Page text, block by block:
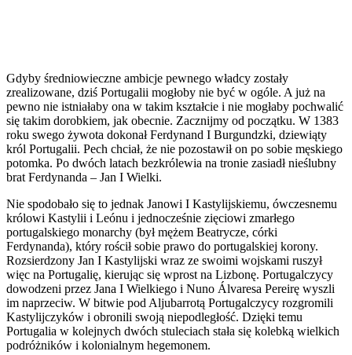
Gdyby średniowieczne ambicje pewnego władcy zostały
zrealizowane, dziś Portugalii mogłoby nie być w ogóle. A już na
pewno nie istniałaby ona w takim kształcie i nie mogłaby pochwalić
się takim dorobkiem, jak obecnie. Zacznijmy od początku. W 1383
roku swego żywota dokonał Ferdynand I Burgundzki, dziewiąty
król Portugalii. Pech chciał, że nie pozostawił on po sobie męskiego
potomka. Po dwóch latach bezkrólewia na tronie zasiadł nieślubny
brat Ferdynanda – Jan I Wielki.
Nie spodobało się to jednak Janowi I Kastylijskiemu, ówczesnemu
królowi Kastylii i Leónu i jednocześnie zięciowi zmarłego
portugalskiego monarchy (był mężem Beatrycze, córki
Ferdynanda), który rościł sobie prawo do portugalskiej korony.
Rozsierdzony Jan I Kastylijski wraz ze swoimi wojskami ruszył
więc na Portugalię, kierując się wprost na Lizbonę. Portugalczycy
dowodzeni przez Jana I Wielkiego i Nuno Álvaresa Pereirę wyszli
im naprzeciw. W bitwie pod Aljubarrotą Portugalczycy rozgromili
Kastylijczyków i obronili swoją niepodległość. Dzięki temu
Portugalia w kolejnych dwóch stuleciach stała się kolebką wielkich
podróżników i kolonialnym hegemonem.